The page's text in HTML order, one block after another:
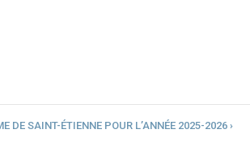
DE SAINT-ÉTIENNE POUR L’ANNÉE 2025-2026 ›